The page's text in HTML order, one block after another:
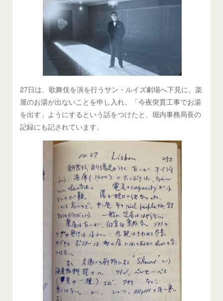
27日は、歌舞伎を演を行うサン・ルイズ劇場へ下見に、楽
屋のお湯が出ないことを申し入れ、「今夜突貫工事でお湯
を出す」ようにするという話をつけたと、堀内事務局長の
記録にも記されています。